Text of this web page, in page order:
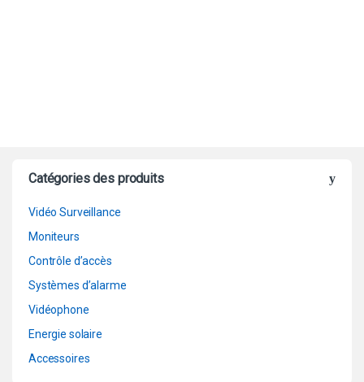
Catégories des produits
Vidéo Surveillance
Moniteurs
Contrôle d’accès
Systèmes d’alarme
Vidéophone
Energie solaire
Accessoires